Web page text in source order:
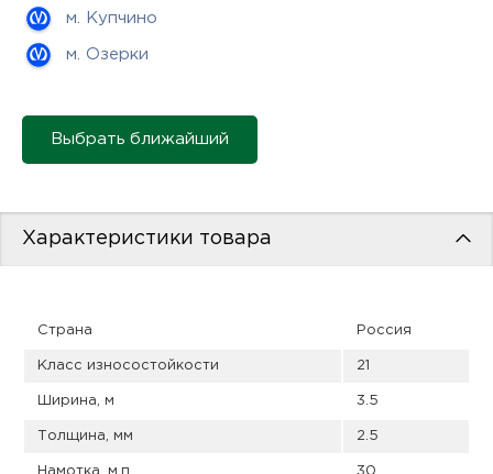
м. Купчино
м. Озерки
Выбрать ближайший
Характеристики товара
Страна Россия
Класс износостойкости 21
Ширина, м 3.5
Толщина, мм 2.5
Намотка, м.п. 30